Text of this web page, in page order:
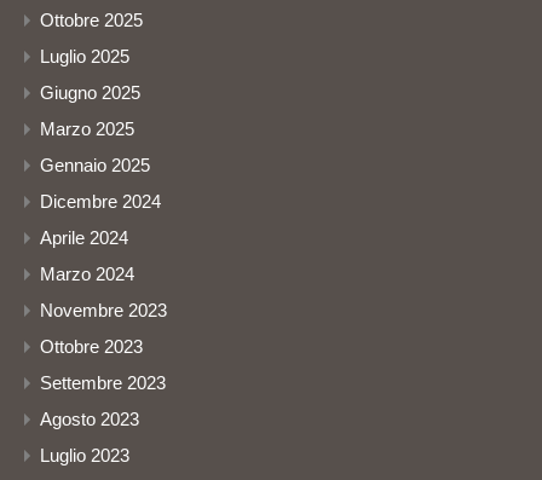
Ottobre 2025
Luglio 2025
Giugno 2025
Marzo 2025
Gennaio 2025
Dicembre 2024
Aprile 2024
Marzo 2024
Novembre 2023
Ottobre 2023
Settembre 2023
Agosto 2023
Luglio 2023